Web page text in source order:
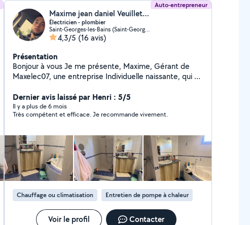
Auto-entrepreneur
Maxime jean daniel Veuillet (MAXELEC07)
Électricien - plombier
Saint-Georges-les-Bains (Saint-Georges-les-Bains)
4,3/5 (16 avis)
Présentation
Bonjour à vous Je me présente, Maxime, Gérant de
Maxelec07, une entreprise Individuelle naissante, qui ne
d'électricité et de petite plomberie. DEPANNAGE 7j/7J
! De 9h a 19h Construction neuve / Rénovation de
maison Besoin de tirer une gaine pour votre fibre
électrique ? Besoin de remettre votre logement aux
Normes électrique ? De changer de Tableau électrique
? Besoin d'une VMC ? Un petit problème de plomberie
? Une fuite ? Votre chauffe eau fait des siennes ?
Problème électrique ? N'oubliez pas DEPANNAGE 7j/7J
! 24/24 FB Maxelec Zérosept zéro sept. quatre vingt
deux . Quatre vingt huit . Trente deux . Soixante dix
N'hésitez plus ! Vous êtes sur la bonne annonce.
Dernier avis laissé par Henri : 5/5
Il y a plus de 6 mois
Très compétent et efficace. Je recommande vivement.
Chauffage ou climatisation Entretien de pompe à chaleur
Voir le profil Contacter